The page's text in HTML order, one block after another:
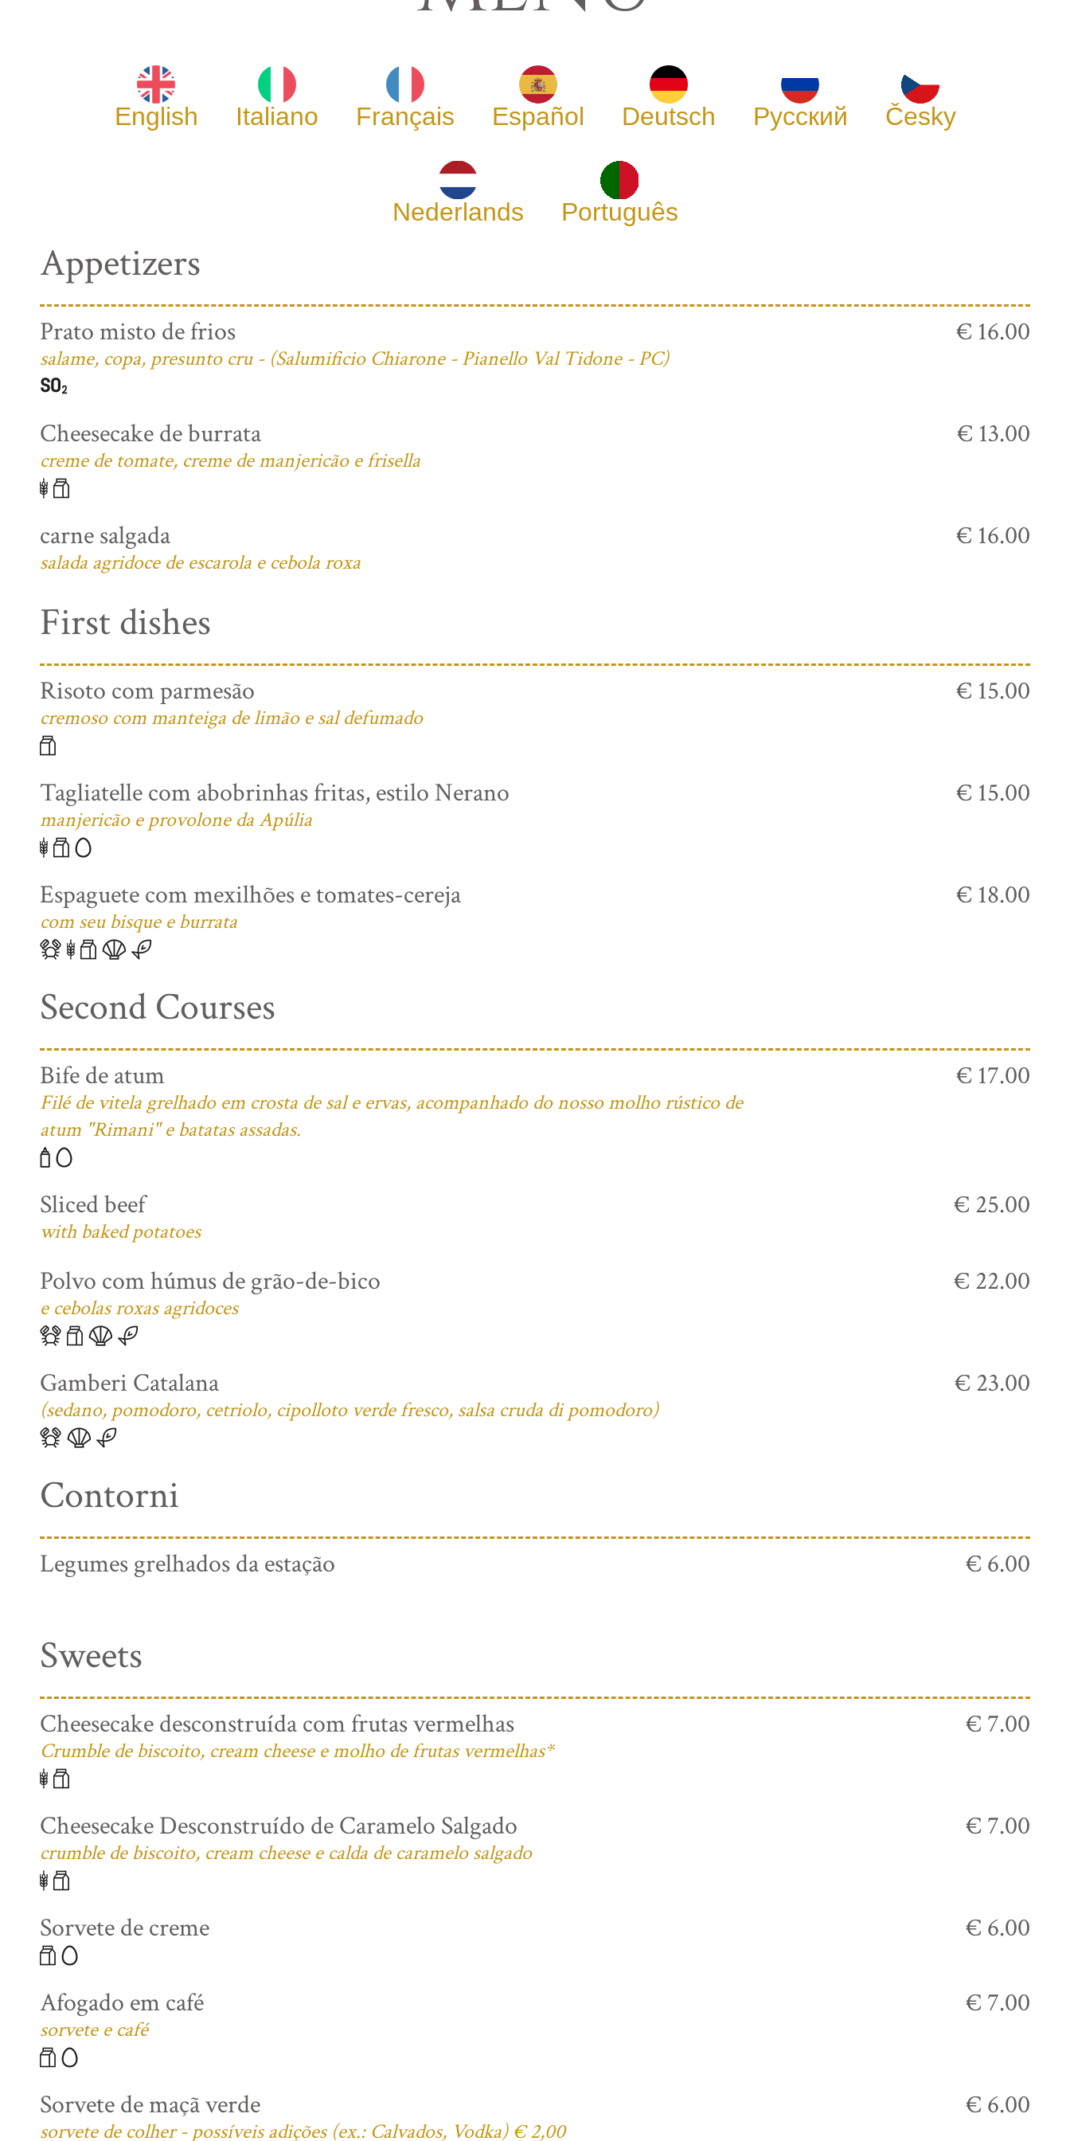
English Italiano Français Español Deutsch Русский Česky
Nederlands Português
Appetizers
Prato misto de frios
salame, copa, presunto cru - (Salumificio Chiarone - Pianello Val Tidone - PC)
€ 16.00
Cheesecake de burrata
creme de tomate, creme de manjericão e frisella
€ 13.00
carne salgada
salada agridoce de escarola e cebola roxa
€ 16.00
First dishes
Risoto com parmesão
cremoso com manteiga de limão e sal defumado
€ 15.00
Tagliatelle com abobrinhas fritas, estilo Nerano
manjericão e provolone da Apúlia
€ 15.00
Espaguete com mexilhões e tomates-cereja
com seu bisque e burrata
€ 18.00
Second Courses
Bife de atum
Filé de vitela grelhado em crosta de sal e ervas, acompanhado do nosso molho rústico de
atum "Rimani" e batatas assadas.
€ 17.00
Sliced beef
with baked potatoes
€ 25.00
Polvo com húmus de grão-de-bico
e cebolas roxas agridoces
€ 22.00
Gamberi Catalana
(sedano, pomodoro, cetriolo, cipolloto verde fresco, salsa cruda di pomodoro)
€ 23.00
Contorni
Legumes grelhados da estação € 6.00
Sweets
Cheesecake desconstruída com frutas vermelhas
Crumble de biscoito, cream cheese e molho de frutas vermelhas*
€ 7.00
Cheesecake Desconstruído de Caramelo Salgado
crumble de biscoito, cream cheese e calda de caramelo salgado
€ 7.00
Sorvete de creme € 6.00
Afogado em café
sorvete e café
€ 7.00
Sorvete de maçã verde
sorvete de colher - possíveis adições (ex.: Calvados, Vodka) € 2,00
€ 6.00